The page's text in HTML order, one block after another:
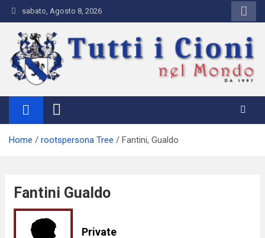
Skip
to
content
sabato, Agosto 8, 2026
Tutti i Cioni nel Mondo
Where Cioni`s come from
Home rootspersona Tree Fantini, Gualdo
Fantini Gualdo
Private